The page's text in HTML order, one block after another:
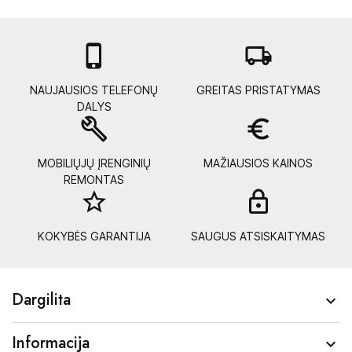

NAUJAUSIOS TELEFONŲ
DALYS
local_shipping
GREITAS PRISTATYMAS
build
MOBILIŲJŲ ĮRENGINIŲ
REMONTAS
euro_symbol
MAŽIAUSIOS KAINOS
star_border
KOKYBĖS GARANTIJA SAUGUS ATSISKAITYMAS
Dargilita 
Informacija 